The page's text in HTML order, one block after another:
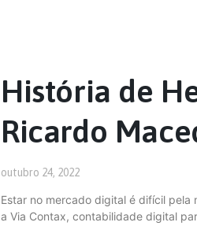
História de
Ricardo
outubro 24, 2022
Estar no mercado digital é difícil pela
a Via Contax, contabilidade digital